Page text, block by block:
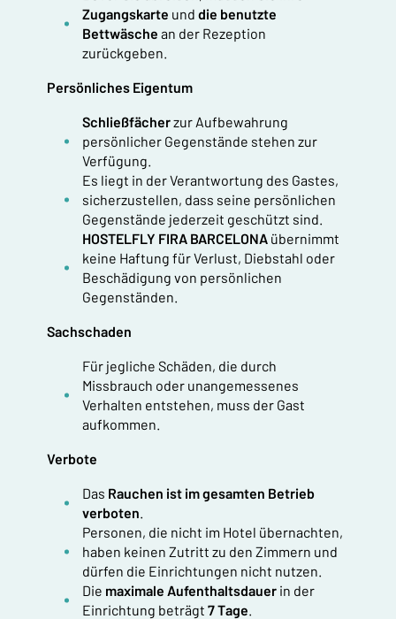
Zugangskarte und die benutzte
Bettwäsche an der Rezeption
zurückgeben.
Persönliches Eigentum
Schließfächerzur Aufbewahrung
persönlicher Gegenstände stehen zur
Verfügung.
Es liegt in der Verantwortung des Gastes,
sicherzustellen, dass seine persönlichen
Gegenstände jederzeit geschützt sind.
HOSTELFLY FIRA BARCELONA übernimmt
keine Haftung für Verlust, Diebstahl oder
Beschädigung von persönlichen
Gegenständen.
Sachschaden
Für jegliche Schäden, die durch
Missbrauch oder unangemessenes
Verhalten entstehen, muss der Gast
aufkommen.
Verbote
Das Rauchen ist im gesamten Betrieb
verboten.
Personen, die nicht im Hotel übernachten,
haben keinen Zutritt zu den Zimmern und
dürfen die Einrichtungen nicht nutzen.
Die maximale Aufenthaltsdauer in der
Einrichtung beträgt 7 Tage.